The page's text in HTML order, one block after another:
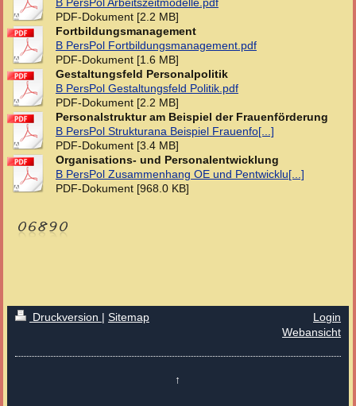
PDF-Dokument [2.2 MB]
Fortbildungsmanagement
B PersPol Fortbildungsmanagement.pdf
PDF-Dokument [1.6 MB]
Gestaltungsfeld Personalpolitik
B PersPol Gestaltungsfeld Politik.pdf
PDF-Dokument [2.2 MB]
Personalstruktur am Beispiel der Frauenförderung
B PersPol Strukturana Beispiel Frauenfo[...]
PDF-Dokument [3.4 MB]
Organisations- und Personalentwicklung
B PersPol Zusammenhang OE und Pentwicklu[...]
PDF-Dokument [968.0 KB]
Druckversion | Sitemap
Login
Webansicht
↑